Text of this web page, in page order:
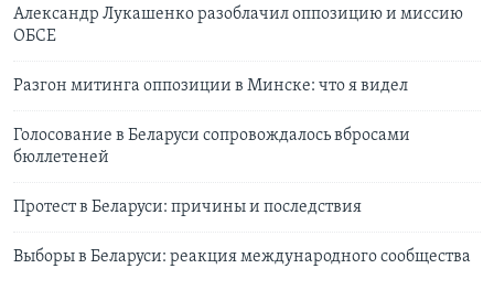
Александр Лукашенко разоблачил оппозицию и миссию
ОБСЕ
Разгон митинга оппозиции в Минске: что я видел
Голосование в Беларуси сопровождалось вбросами
бюллетеней
Протест в Беларуси: причины и последствия
Выборы в Беларуси: реакция международного сообщества